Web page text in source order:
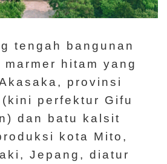
tengah bangunan
marmer hitam yang
provinsi
perfektur Gifu
dan batu kalsit
kota Mito,
Jepang, diatur